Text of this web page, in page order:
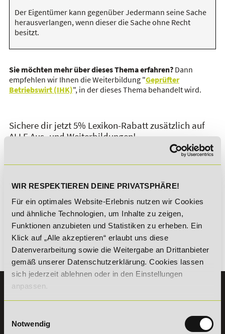
WIR RESPEKTIEREN DEINE PRIVATSPHÄRE!
Für ein optimales Website-Erlebnis nutzen wir Cookies
und ähnliche Technologien, um Inhalte zu zeigen,
Funktionen anzubieten und Statistiken zu erheben. Ein
Klick auf „Alle akzeptieren“ erlaubt uns diese
Datenverarbeitung sowie die Weitergabe an Drittanbieter
gemäß unserer Datenschutzerklärung. Cookies lassen
sich jederzeit ablehnen oder in den Einstellungen
anpassen.
Notwendig
Der Eigentümer kann gegenüber Jedermann seine Sache
herausverlangen, wenn dieser die Sache ohne Recht
besitzt.
Sie möchten mehr über dieses Thema erfahren?Dann
empfehlen wir Ihnen die Weiterbildung "Geprüfter
Betriebswirt (IHK)", in der dieses Thema behandelt wird.
Sichere dir jetzt 5% Lexikon-Rabatt zusätzlich auf
ALLE Aus- und Weiterbildungen!
*Der Rabattcode "NEUGIER5" ist mit weiteren Rabatten
kombinierbar. Wir informieren dich gern.
Es gibt keine Einträge mit diesem Anfangsbuchstaben.
KONTAKT
07191 - 22986 - 0
+49 (0) 7191 9513203